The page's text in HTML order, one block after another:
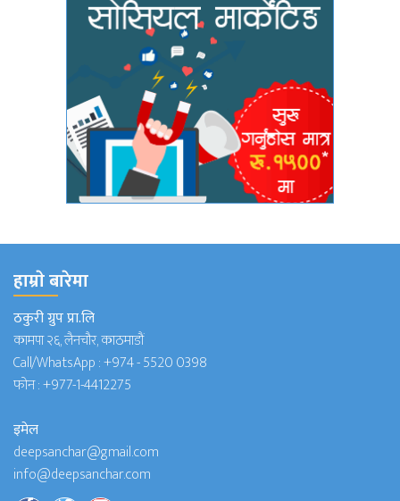
हाम्राे बारेमा
ठकुरी ग्रुप प्रा.लि
कामपा २६, लैनचौर, काठमाडौं
Call/WhatsApp :+974 - 5520 0398
फोन :+977-1-4412275
इमेल
deepsanchar@gmail.com
info@deepsanchar.com